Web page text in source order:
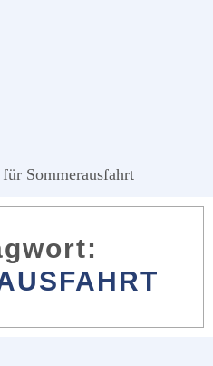
Sommerausfahrt